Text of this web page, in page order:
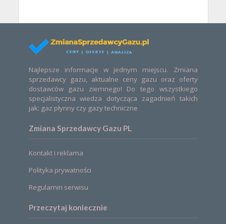
Najlepsze informacje w jednym miejscu. Zmiana
sprzedawcy gazu, aktualne ceny gazu oraz oferty
dostawców gazu ziemnego! Do tego wszystkiego
specjalistyczna wiedza dotycząca zagadnień takich
jak: gaz płynny czy gazy techniczne
Zmiana Sprzedawcy Gazu PL
Kontakt i reklama
Polityka prywatności
Regulamin serwisu
Przeczytaj koniecznie